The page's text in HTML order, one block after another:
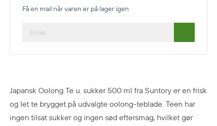
Japansk Oolong Te u. sukker 500 ml fra Suntory er en frisk
og let te brygget på udvalgte oolong-teblade. Teen har
ingen tilsat sukker og ingen sød eftersmag, hvilket gør
Få en mail når varen er på lager igen